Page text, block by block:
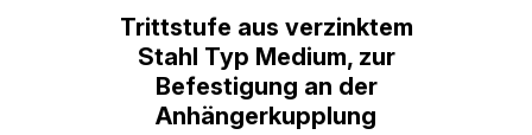
Trittstufe aus verzinktem
Stahl Typ Medium, zur
Befestigung an der
Anhängerkupplung